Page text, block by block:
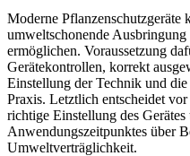
Moderne Pflanzenschutzgeräte
umweltschonende
ermöglichen. Voraussetzung
Gerätekontrollen, korrekt
Einstellung der Technik und
Praxis. Letztlich entscheidet
richtige Einstellung des
Anwendungszeitpunktes über
Umweltverträglichkeit.